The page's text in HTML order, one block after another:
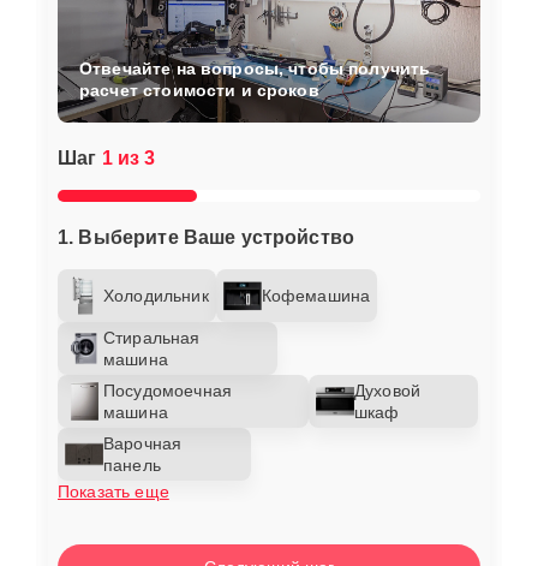
Шаг 1 из 3
1. Выберите Ваше устройство
Холодильник Кофемашина
Стиральная
машина
Посудомоечная
машина
Духовой
шкаф
Варочная
панель
Показать еще
Отвечайте на вопросы, чтобы получить
расчет стоимости и сроков